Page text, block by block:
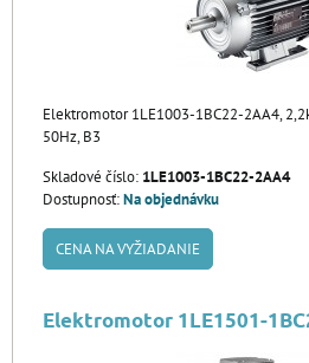
Elektromotor 1LE1003-1BC22-2AA4,
50Hz, B3
Skladové číslo: 1LE1003-1BC22-2AA4
Dostupnosť:Na objednávku
CENA NA VYŽIADANIE
Elektromotor 1LE1501-